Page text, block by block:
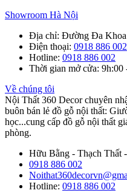
Showroom Hà Nội
Địa chỉ: Đường Đa
Điện thoại: 0918 886 002
Hotline: 0918 886 002
Thời gian mở cửa: 9h:00
Về chúng tôi
Nội Thất 360 Decor chuyên
buôn bán lẻ đồ gỗ nội thất:
học...cung cấp đồ gỗ nội thất
phòng.
Hữu Bằng - Thạch Thất
0918 886 002
Hotline: 0918 886 002